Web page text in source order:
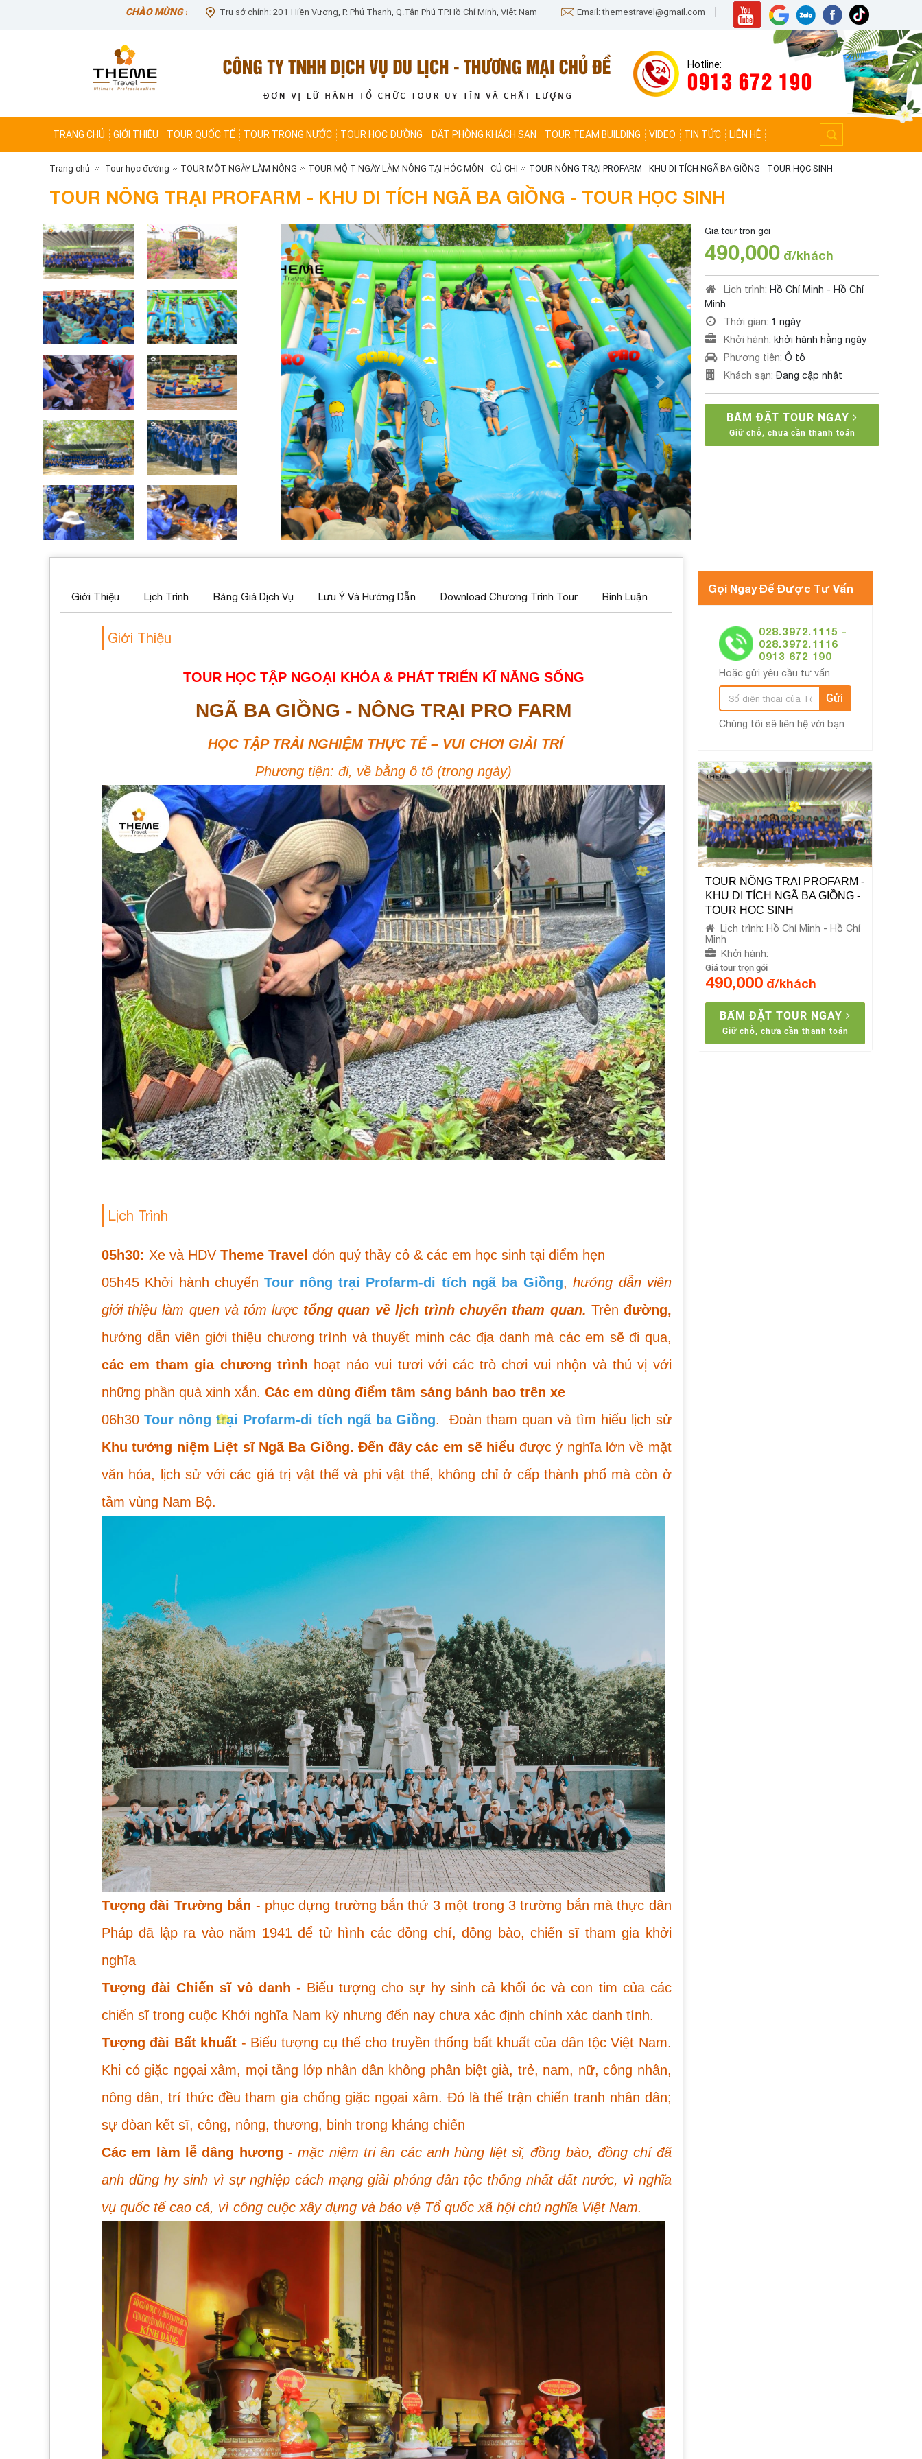
CHÀO MỪNG ĐẾN VỚI CÔNG TY CHÚNG TÔI Email: themestravel@gmail.com
Trụ sở chính: 201 Hiền Vương, P. Phú Thạnh, Q.Tân Phú TP.Hồ Chí Minh, Việt Nam
Hotline:
0913 672 190
TRANG CHỦ GIỚI THIỆU TOUR QUỐC TẾ TOUR TRONG NƯỚC TOUR HỌC ĐƯỜNG ĐẶT PHÒNG KHÁCH SẠN TOUR TEAM BUILDING VIDEO TIN TỨC LIÊN HỆ
Trang chủ Tour học đường TOUR MỘT NGÀY LÀM NÔNG TOUR MỘT NGÀY LÀM NÔNG TẠI HÓC MÔN - CỦ CHI TOUR NÔNG TRẠI PROFARM - KHU DI TÍCH NGÃ BA GIỒNG - TOUR HỌC SINH
TOUR NÔNG TRẠI PROFARM - KHU DI TÍCH NGÃ BA GIỒNG - TOUR HỌC SINH
Previous Next
Giá tour trọn gói
490,000 đ/khách
Lịch trình: Hồ Chí Minh - Hồ Chí
Minh
Thời gian: 1 ngày
Khởi hành: khởi hành hằng ngày
Phương tiện: Ô tô
Khách sạn:Đang cập nhật
BẤM ĐẶT TOUR NGAY
Giữ chỗ, chưa cần thanh toán
Giới Thiệu Lịch Trình Bảng Giá Dịch Vụ Lưu Ý Và Hướng Dẫn Download Chương Trình Tour Bình Luận
Giới Thiệu
TOUR HỌC TẬP NGOẠI KHÓA & PHÁT TRIỂN KĨ NĂNG SỐNG
NGÃ BA GIỒNG - NÔNG TRẠI PRO FARM
HỌC TẬP TRẢI NGHIỆM THỰC TẾ – VUI CHƠI GIẢI TRÍ
Phương tiện: đi, về bằng ô tô (trong ngày)
Lịch Trình
05h30: Xe và HDV Theme Travel đón quý thầy cô & các em học sinh tại điểm hẹn
05h45 Khởi hành chuyếnTour nông trại Profarm-di tích ngã ba Giồng,hướng dẫn viên
giới thiệu làm quen và tóm lược tổng quan về lịch trình chuyến tham quan. Trên đường,
hướng dẫn viên giới thiệu chương trình và thuyết minh các địa danh mà các em sẽ đi qua,
các em tham gia chương trình hoạt náo vui tươi với các trò chơi vui nhộn và thú vị với
những phần quà xinh xắn. Các em dùng điểm tâm sáng bánh bao trên xe
06h30 Tour nông trại Profarm-di tích ngã ba Giồng. Đoàntham quan và tìm hiểu lịch sử
Khu tưởng niệm Liệt sĩ Ngã Ba Giồng.Đến đây các em sẽ hiểu được ý nghĩa lớn về mặt
văn hóa, lịch sử với các giá trị vật thể và phi vật thể, không chỉ ở cấp thành phố mà còn ở
tầm vùng Nam Bộ.
Tượng đài Trường bắn - phục dựng trường bắn thứ 3 một trong 3 trường bắn mà thực dân
Pháp đã lập ra vào năm 1941 để tử hình các đồng chí, đồng bào, chiến sĩ tham gia khởi
nghĩa
Tượng đài Chiến sĩ vô danh - Biểu tượng cho sự hy sinh cả khối óc và con tim của các
chiến sĩ trong cuộc Khởi nghĩa Nam kỳ nhưng đến nay chưa xác định chính xác danh tính.
Tượng đài Bất khuất - Biểu tượng cụ thể cho truyền thống bất khuất của dân tộc Việt Nam.
Khi có giặc ngọai xâm, mọi tầng lớp nhân dân không phân biệt già, trẻ, nam, nữ, công nhân,
nông dân, trí thức đều tham gia chống giặc ngọai xâm. Đó là thế trận chiến tranh nhân dân;
sự đòan kết sĩ, công, nông, thương, binh trong kháng chiến
Các em làm lễ dâng hương -mặc niệm tri ân các anh hùng liệt sĩ, đồng bào, đồng chí đã
anh dũng hy sinh vì sự nghiệp cách mạng giải phóng dân tộc thống nhất đất nước, vì nghĩa
vụ quốc tế cao cả, vì công cuộc xây dựng và bảo vệ Tổ quốc xã hội chủ nghĩa Việt Nam.
Gọi Ngay Để Được Tư Vấn
028.3972.1115 -
028.3972.1116
0913 672 190
Hoặc gửi yêu cầu tư vấn
Gửi
Chúng tôi sẽ liên hệ với bạn
TOUR NÔNG TRẠI PROFARM -
KHU DI TÍCH NGÃ BA GIỒNG -
TOUR HỌC SINH
Lịch trình: Hồ Chí Minh - Hồ Chí
Minh
Khởi hành:
Giá tour trọn gói
490,000 đ/khách
BẤM ĐẶT TOUR NGAY
Giữ chỗ, chưa cần thanh toán